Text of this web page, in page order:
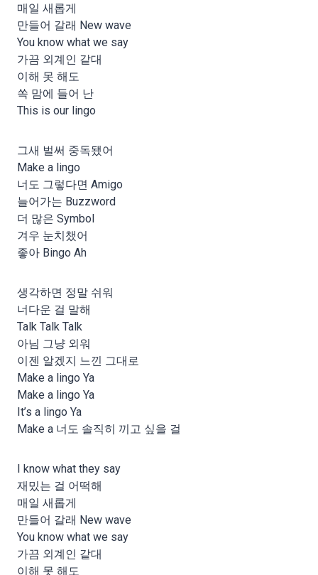
매일 새롭게
만들어 갈래 New wave
You know what we say
가끔 외계인 같대
이해 못 해도
쏙 맘에 들어 난
This is our lingo
그새 벌써 중독됐어
Make a lingo
너도 그렇다면 Amigo
늘어가는 Buzzword
더 많은 Symbol
겨우 눈치챘어
좋아 Bingo Ah
생각하면 정말 쉬워
너다운 걸 말해
Talk Talk Talk
아님 그냥 외워
이젠 알겠지 느낀 그대로
Make a lingo Ya
Make a lingo Ya
It’s a lingo Ya
Make a 너도 솔직히 끼고 싶을 걸
I know what they say
재밌는 걸 어떡해
매일 새롭게
만들어 갈래 New wave
You know what we say
가끔 외계인 같대
이해 못 해도